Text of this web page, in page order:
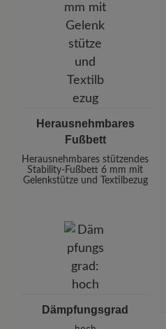
Herausnehmbares
Fußbett
Herausnehmbares stützendes
Stability-Fußbett 6 mm mit
Gelenkstütze und Textilbezug
Dämpfungsgrad